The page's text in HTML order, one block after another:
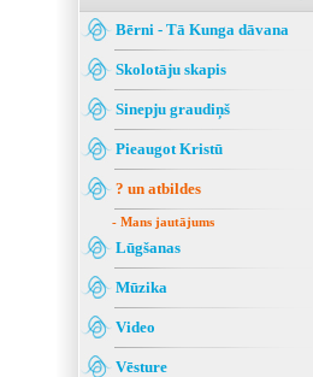
Bērni - Tā Kunga dāvana
Skolotāju skapis
Sinepju graudiņš
Pieaugot Kristū
? un atbildes
- Mans jautājums
Lūgšanas
Mūzika
Video
Vēsture